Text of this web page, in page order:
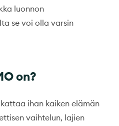
luonnon
se voi olla varsin
on?
ihan kaiken elämän
vaihtelun, lajien